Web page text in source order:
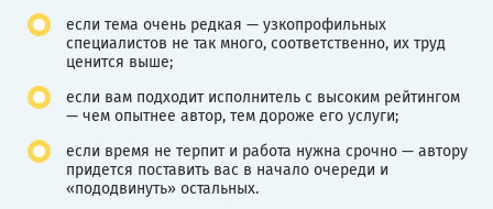
если тема очень редкая — узкопрофильных
специалистов не так много, соответственно, их труд
ценится выше;
если вам подходит исполнитель с высоким рейтингом
— чем опытнее автор, тем дороже его услуги;
если время не терпит и работа нужна срочно — автору
придется поставить вас в начало очереди и
«пододвинуть» остальных.